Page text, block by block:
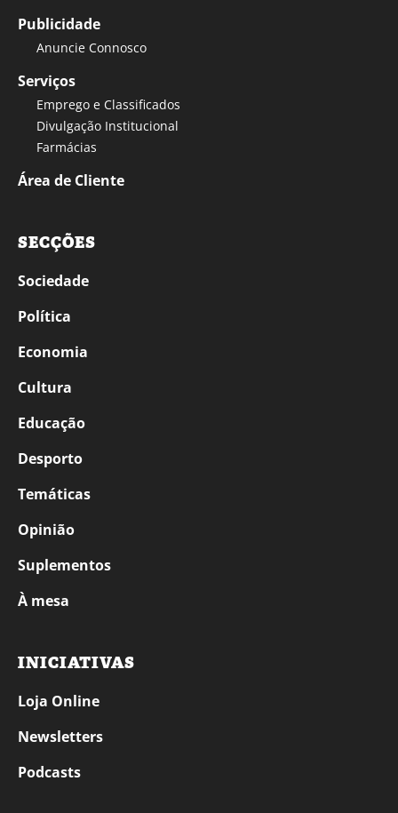
Publicidade
Anuncie Connosco
Serviços
Emprego e Classificados
Divulgação Institucional
Farmácias
Área de Cliente
SECÇÕES
Sociedade
Política
Economia
Cultura
Educação
Desporto
Temáticas
Opinião
Suplementos
À mesa
INICIATIVAS
Loja Online
Newsletters
Podcasts